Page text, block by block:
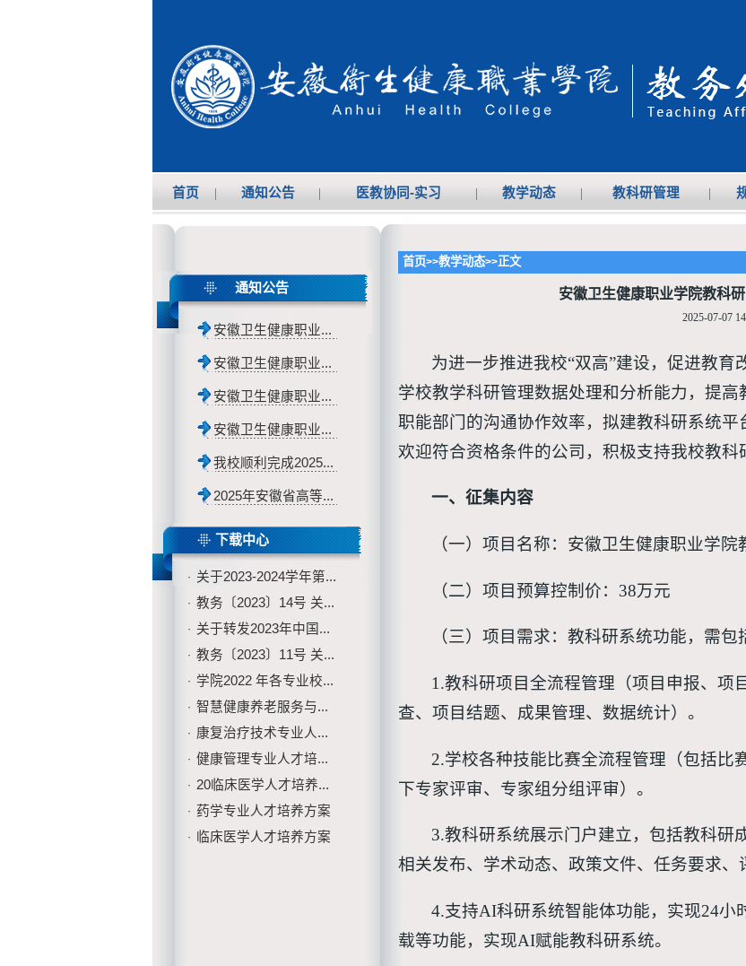
首页 | 通知公告 | 医教协同-实习 | 教学动态 | 教科研管理 |
通知公告
安徽卫生健康职业...
安徽卫生健康职业...
安徽卫生健康职业...
安徽卫生健康职业...
我校顺利完成2025...
2025年安徽省高等...
下载中心
· 关于2023-2024学年第...
· 教务〔2023〕14号 关...
· 关于转发2023年中国...
· 教务〔2023〕11号 关...
· 学院2022 年各专业校...
· 智慧健康养老服务与...
· 康复治疗技术专业人...
· 健康管理专业人才培...
· 20临床医学人才培养...
· 药学专业人才培养方案
· 临床医学人才培养方案
首页>>教学动态>>正文
安徽卫生健康职业学院教科
2025-07-07
为进一步推进我校“双高”建设，促进教
学校教学科研管理数据处理和分析能力，提
职能部门的沟通协作效率，拟建教科研系统平
欢迎符合资格条件的公司，积极支持我校教科
一、征集内容
（一）项目名称：安徽卫生健康职业学
（二）项目预算控制价：38万元
（三）项目需求：教科研系统功能，需包
1.教科研项目全流程管理（项目申报、项
查、项目结题、成果管理、数据统计）。
2.学校各种技能比赛全流程管理（包括比
下专家评审、专家组分组评审）。
3.教科研系统展示门户建立，包括教科研
相关发布、学术动态、政策文件、任务要求、
4.支持AI科研系统智能体功能，实现24
载等功能，实现AI赋能教科研系统。